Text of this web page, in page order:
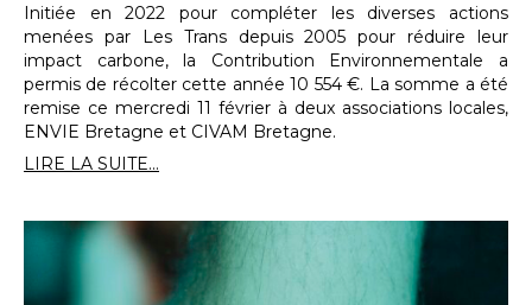
Initiée en 2022 pour compléter les diverses actions
menées par Les Trans depuis 2005 pour réduire leur
impact carbone, la Contribution Environnementale a
permis de récolter cette année 10 554 €. La somme a été
remise ce mercredi 11 février à deux associations locales,
ENVIE Bretagne et CIVAM Bretagne.
LIRE LA SUITE...